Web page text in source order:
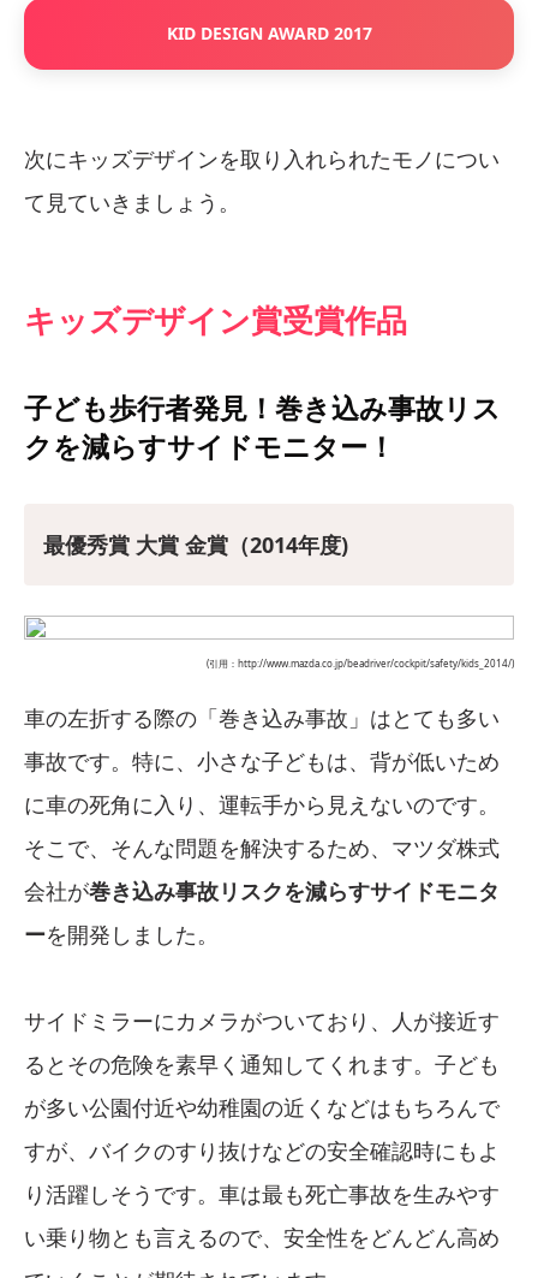
KID DESIGN AWARD 2017
次にキッズデザインを取り入れられたモノについ
て見ていきましょう。
キッズデザイン賞受賞作品
子ども歩行者発見！巻き込み事故リス
クを減らすサイドモニター！
最優秀賞 大賞 金賞（2014年度)
(引用：http://www.mazda.co.jp/beadriver/cockpit/safety/kids_2014/)
車の左折する際の「巻き込み事故」はとても多い
事故です。特に、小さな子どもは、背が低いため
に車の死角に入り、運転手から見えないのです。
そこで、そんな問題を解決するため、マツダ株式
会社が巻き込み事故リスクを減らすサイドモニタ
ーを開発しました。
サイドミラーにカメラがついており、人が接近す
るとその危険を素早く通知してくれます。子ども
が多い公園付近や幼稚園の近くなどはもちろんで
すが、バイクのすり抜けなどの安全確認時にもよ
り活躍しそうです。車は最も死亡事故を生みやす
い乗り物とも言えるので、安全性をどんどん高め